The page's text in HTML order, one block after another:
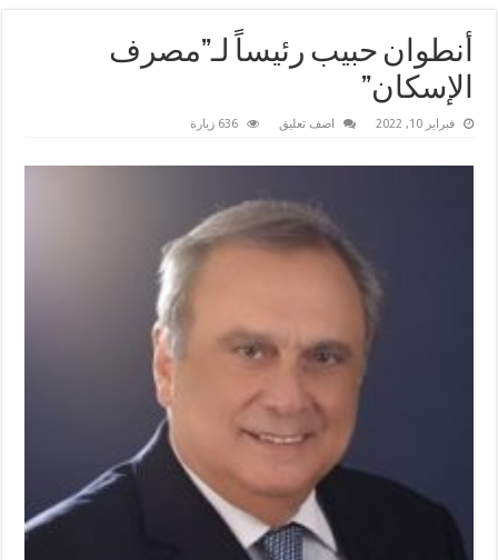
أنطوان حبيب رئيساً لـ”مصرف
الإسكان”
فبراير 10, 2022 اضف تعليق 636 زيارة